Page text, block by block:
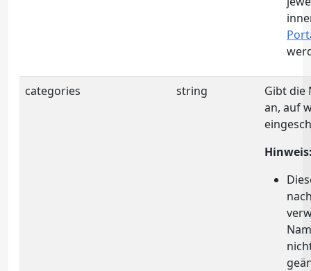
categories string
Gibt die
an, auf